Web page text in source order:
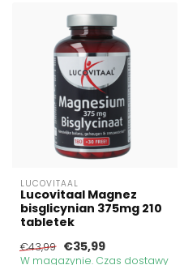
LUCOVITAAL
Lucovitaal Magnez
bisglicynian 375mg 210
tabletek
€43,99 €35,99
W magazynie. Czas dostawy